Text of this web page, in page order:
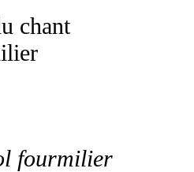
fourmilier